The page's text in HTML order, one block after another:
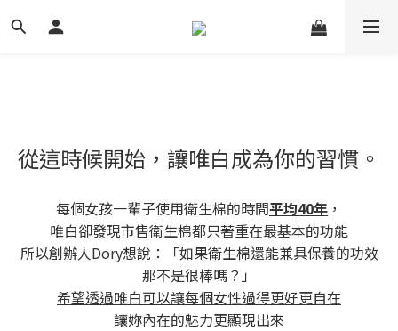
從這時候開始，讓唯白成為你的習慣。
每個女孩一輩子使用衛生棉的時間平均40年 ，
唯白卻發現市售衛生棉都只著重在最基本的功能
所以創辦人Dory想說：「如果衛生棉還能兼具保養的功效
那不是很棒嗎？」
希望透過唯白可以讓每個女性過得更好更自在
讓妳內在的魅力更顯現出來